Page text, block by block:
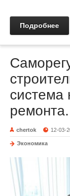
Подробнее
система
chertok 12-03-
Экономика